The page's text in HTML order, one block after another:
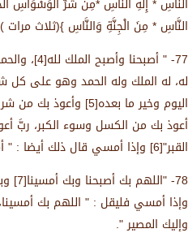
النَّاسِ * إِلَهِ النَّاسِ *مِن شَرِّ
النَّاسِ * مِنَ الْجِنَّةِ وَالنَّاسِ }(ثلاث مرات
77- " أصبحنا
له، له الملك وله الحمد وهو على
اليوم وخير ما بعده[5]
أعوذ بك من الكسل وسوء الكبر، ربَّ
القبر"[6] وإذا أمسي قال ذلك أيضا : " أمسينا وأمسي الملك لله ".
وإذا أمسي فليقل : " اللهم بك
وإليك المصير ".